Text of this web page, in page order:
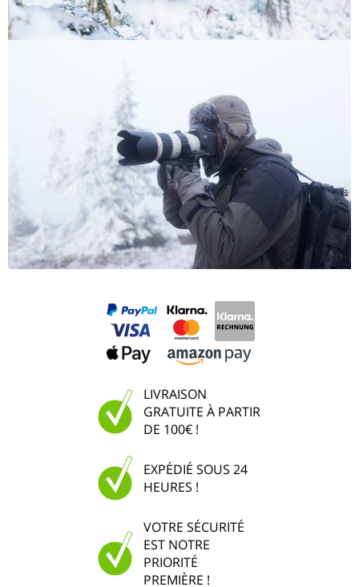
LIVRAISON
GRATUITE À PARTIR
DE 100€ !
EXPÉDIÉ SOUS 24
HEURES !
VOTRE SÉCURITÉ
EST NOTRE
PRIORITÉ
PREMIÈRE !